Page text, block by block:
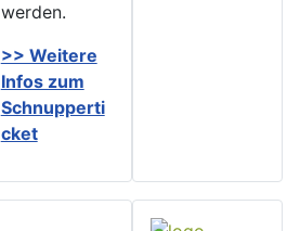
werden.
>> Weitere
Infos zum
Schnupperti
cket